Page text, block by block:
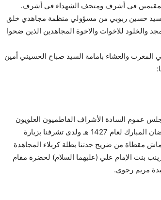
المقيمين في أشرف ومتحف الشهداء في أشرف.
للسيد حسين ربوبي من مسؤولي منظمة مجاهدي خلق
والخلود للاخوات والاخوة المجاهدين الذين ضحوا
والعشاء بامامة السيد صباح الحسيني أمين
عموم السادة الأشراف الفاطميون العلويون
الهاشميون في العراق وكافة أنحاء العالم وبمناسبة شهر رمضان المبارك لعام 1427 هـ ولدى تشرفنا بزيارة
مقطاة من ضريح جدتنا بطلة كربلاء المجاهدة
بنت الإمام علي (عليهما السلام) لحضرة مقام
مريم رجوي.